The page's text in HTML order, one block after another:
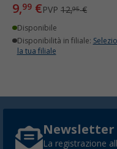
9,99 €PVP 12,95€
Disponibile
Disponibilità in filiale:
la tua filiale
Newsletter
La registrazione